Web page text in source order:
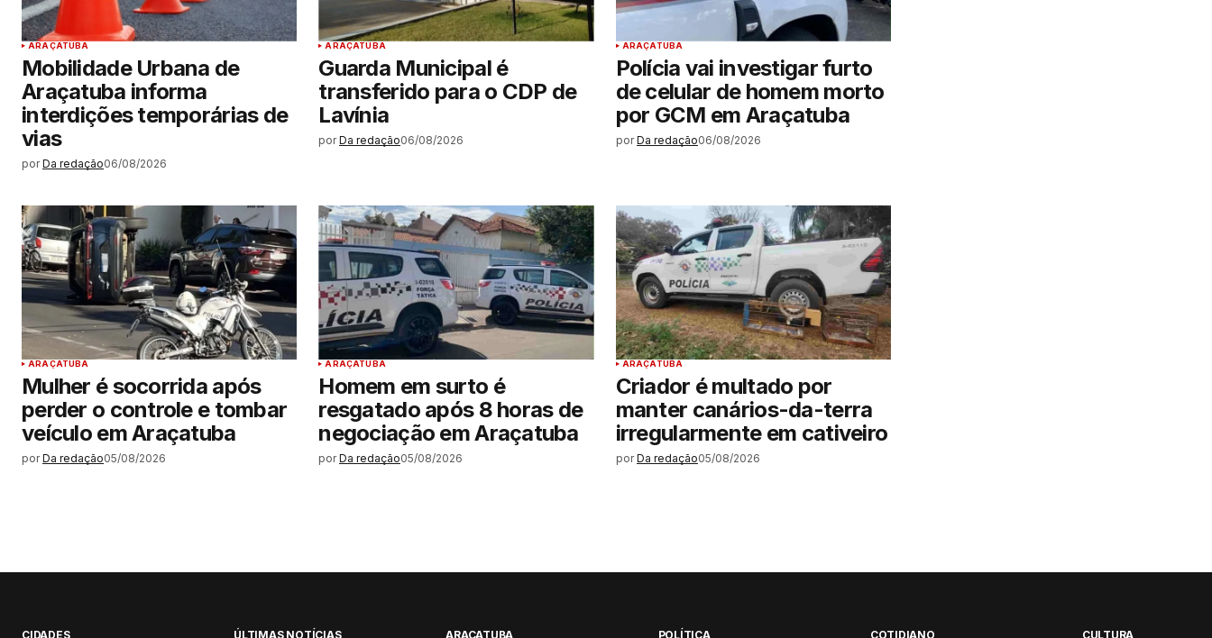
ARAÇATUBA
Mobilidade Urbana de
Araçatuba informa
interdições temporárias de
vias
por Da redação06/08/2026
ARAÇATUBA
Guarda Municipal é
transferido para o CDP de
Lavínia
por Da redação06/08/2026
ARAÇATUBA
Polícia vai investigar furto
de celular de homem morto
por GCM em Araçatuba
por Da redação06/08/2026
ARAÇATUBA
Mulher é socorrida após
perder o controle e tombar
veículo em Araçatuba
por Da redação05/08/2026
ARAÇATUBA
Homem em surto é
resgatado após 8 horas de
negociação em Araçatuba
por Da redação05/08/2026
ARAÇATUBA
Criador é multado por
manter canários-da-terra
irregularmente em cativeiro
por Da redação05/08/2026
CIDADES ÚLTIMAS NOTÍCIAS ARAÇATUBA POLÍTICA COTIDIANO CULTURA